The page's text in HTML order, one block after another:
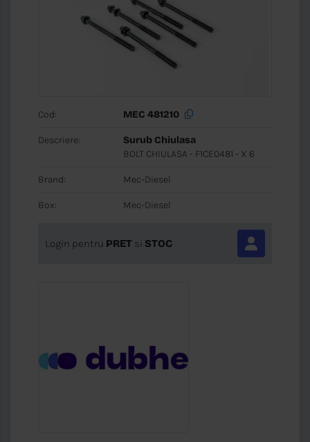
Cod: MEC 481210
Descriere:
Surub Chiulasa
BOLT CHIULASA - F1CE0481 - X 6
Brand: Mec-Diesel
Box: Mec-Diesel
Login pentru PRET si STOC